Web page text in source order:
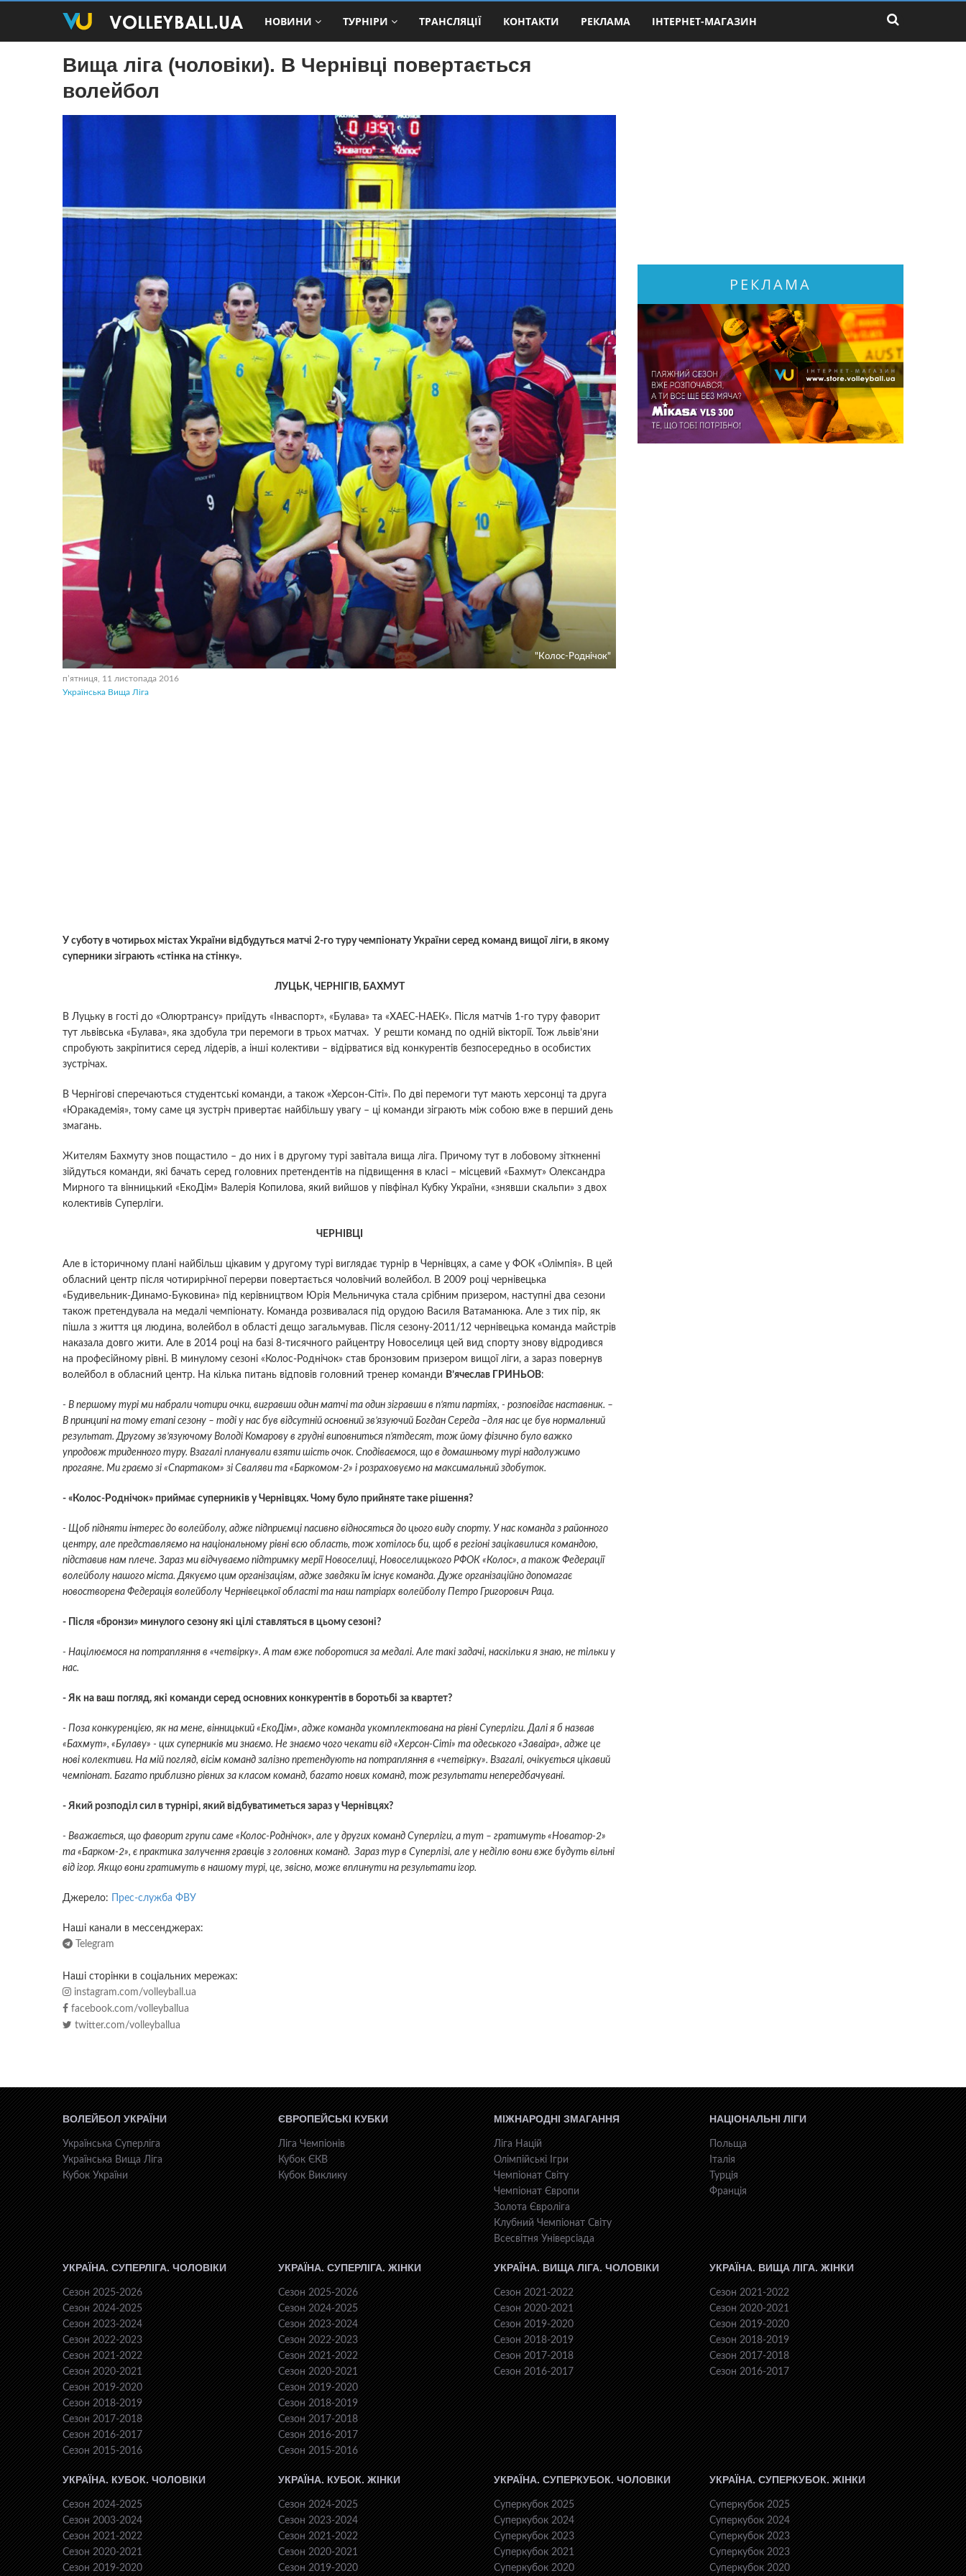
НОВИНИ ТУРНІРИ ТРАНСЛЯЦІЇ КОНТАКТИ РЕКЛАМА ІНТЕРНЕТ-МАГАЗИН
Вища ліга (чоловіки). В Чернівці повертається
волейбол
"Колос-Роднiчок"
пʼятниця, 11 листопада 2016
Українська Вища Ліга
У суботу в чотирьох містах України відбудуться матчі 2-го туру чемпіонату України серед команд вищої ліги, в якому
суперники зіграють «стінка на стінку».
ЛУЦЬК, ЧЕРНІГІВ, БАХМУТ
В Луцьку в гості до «Олюртрансу» приїдуть «Інваспорт», «Булава» та «ХАЕС-НАЕК». Після матчів 1-го туру фаворит
тут львівська «Булава», яка здобула три перемоги в трьох матчах. У решти команд по одній вікторії. Тож львів’яни
спробують закріпитися серед лідерів, а інші колективи – відірватися від конкурентів безпосередньо в особистих
зустрічах.
В Чернігові сперечаються студентські команди, а також «Херсон-Сіті». По дві перемоги тут мають херсонці та друга
«Юракадемія», тому саме ця зустріч привертає найбільшу увагу – ці команди зіграють між собою вже в перший день
змагань.
Жителям Бахмуту знов пощастило – до них і в другому турі завітала вища ліга. Причому тут в лобовому зіткненні
зійдуться команди, які бачать серед головних претендентів на підвищення в класі – місцевий «Бахмут» Олександра
Мирного та вінницький «ЕкоДім» Валерія Копилова, який вийшов у півфінал Кубку України, «знявши скальпи» з двох
колективів Суперліги.
ЧЕРНІВЦІ
Але в історичному плані найбільш цікавим у другому турі виглядає турнір в Чернівцях, а саме у ФОК «Олімпія». В цей
обласний центр після чотирирічної перерви повертається чоловічий волейбол. В 2009 році чернівецька
«Будивельник-Динамо-Буковина» під керівництвом Юрія Мельничука стала срібним призером, наступні два сезони
також претендувала на медалі чемпіонату. Команда розвивалася під орудою Василя Ватаманюка. Але з тих пір, як
пішла з життя ця людина, волейбол в області дещо загальмував. Після сезону-2011/12 чернівецька команда майстрів
наказала довго жити. Але в 2014 році на базі 8-тисячного райцентру Новоселиця цей вид спорту знову відродився
на професійному рівні. В минулому сезоні «Колос-Роднічок» став бронзовим призером вищої ліги, а зараз повернув
волейбол в обласний центр. На кiлька питань вiдповiв головний тренер команди В’ячеслав ГРИНЬОВ:
- В першому турі ми набрали чотири очки, вигравши один матчі та один зігравши в п’яти партіях, - розповідає наставник. –
В принципі на тому етапі сезону – тоді у нас був відсутній основний зв’язуючий Богдан Середа –для нас це був нормальний
результат. Другому зв’язуючому Володі Комарову в грудні виповниться п’ятдесят, тож йому фізично було важко
упродовж триденного туру. Взагалі планували взяти шість очок. Сподіваємося, що в домашньому турі надолужимо
прогаяне. Ми граємо зі «Спартаком» зі Сваляви та «Баркомом-2» і розраховуємо на максимальний здобуток.
- «Колос-Роднічок» приймає суперників у Чернівцях. Чому було прийняте таке рішення?
- Щоб підняти інтерес до волейболу, адже підприємці пасивно відносяться до цього виду спорту. У нас команда з районного
центру, але представляємо на національному рівні всю область, тож хотілось би, щоб в регіоні зацікавилися командою,
підставив нам плече. Зараз ми відчуваємо підтримку мерії Новоселиці, Новоселицького РФОК «Колос», а також Федерації
волейболу нашого міста. Дякуємо цим організаціям, адже завдяки їм існує команда. Дуже організаційно допомагає
новостворена Федерація волейболу Чернівецької області та наш патріарх волейболу Петро Григорович Раца.
- Після «бронзи» минулого сезону які цілі ставляться в цьому сезоні?
- Націлюємося на потрапляння в «четвірку». А там вже поборотися за медалі. Але такі задачі, наскільки я знаю, не тільки у
нас.
- Як на ваш погляд, які команди серед основних конкурентів в боротьбі за квартет?
- Поза конкуренцією, як на мене, вінницький «ЕкоДім», адже команда укомплектована на рівні Суперліги. Далі я б назвав
«Бахмут», «Булаву» - цих суперників ми знаємо. Не знаємо чого чекати від «Херсон-Сіті» та одеського «Заваіра», адже це
нові колективи. На мій погляд, вісім команд залізно претендують на потрапляння в «четвірку». Взагалі, очікується цікавий
чемпіонат. Багато приблизно рівних за класом команд, багато нових команд, тож результати непередбачувані.
- Який розподіл сил в турнірі, який відбуватиметься зараз у Чернівцях?
- Вважається, що фаворит групи саме «Колос-Роднічок», але у других команд Суперліги, а тут – гратимуть «Новатор-2»
та «Барком-2», є практика залучення гравців з головних команд. Зараз тур в Суперлізі, але у неділю вони вже будуть вільні
від ігор. Якщо вони гратимуть в нашому турі, це, звісно, може вплинути на результати ігор.
Джерело: Прес-служба ФВУ
Наші канали в мессенджерах:
Telegram
Наші сторінки в соціальних мережах:
instagram.com/volleyball.ua
facebook.com/volleyballua
twitter.com/volleyballua
РЕКЛАМА
ВОЛЕЙБОЛ УКРАЇНИ
Українська Суперліга
Українська Вища Ліга
Кубок України
ЄВРОПЕЙСЬКІ КУБКИ
Ліга Чемпіонів
Кубок ЄКВ
Кубок Виклику
МІЖНАРОДНІ ЗМАГАННЯ
Ліга Націй
Олімпійські Ігри
Чемпіонат Світу
Чемпіонат Європи
Золота Євроліга
Клубний Чемпіонат Світу
Всесвiтня Унiверсiaда
НАЦІОНАЛЬНІ ЛІГИ
Польща
Італія
Турція
Франція
УКРАЇНА. СУПЕРЛІГА. ЧОЛОВІКИ
Сезон 2025-2026
Сезон 2024-2025
Сезон 2023-2024
Сезон 2022-2023
Сезон 2021-2022
Сезон 2020-2021
Сезон 2019-2020
Сезон 2018-2019
Сезон 2017-2018
Сезон 2016-2017
Сезон 2015-2016
УКРАЇНА. СУПЕРЛІГА. ЖІНКИ
Сезон 2025-2026
Сезон 2024-2025
Сезон 2023-2024
Сезон 2022-2023
Сезон 2021-2022
Сезон 2020-2021
Сезон 2019-2020
Сезон 2018-2019
Сезон 2017-2018
Сезон 2016-2017
Сезон 2015-2016
УКРАЇНА. ВИЩА ЛІГА. ЧОЛОВІКИ
Сезон 2021-2022
Сезон 2020-2021
Сезон 2019-2020
Сезон 2018-2019
Сезон 2017-2018
Сезон 2016-2017
УКРАЇНА. ВИЩА ЛІГА. ЖІНКИ
Сезон 2021-2022
Сезон 2020-2021
Сезон 2019-2020
Сезон 2018-2019
Сезон 2017-2018
Сезон 2016-2017
УКРАЇНА. КУБОК. ЧОЛОВІКИ
Сезон 2024-2025
Сезон 2003-2024
Сезон 2021-2022
Сезон 2020-2021
Сезон 2019-2020
УКРАЇНА. КУБОК. ЖІНКИ
Сезон 2024-2025
Сезон 2023-2024
Сезон 2021-2022
Сезон 2020-2021
Сезон 2019-2020
УКРАЇНА. СУПЕРКУБОК. ЧОЛОВІКИ
Суперкубок 2025
Суперкубок 2024
Суперкубок 2023
Суперкубок 2021
Суперкубок 2020
УКРАЇНА. СУПЕРКУБОК. ЖІНКИ
Суперкубок 2025
Суперкубок 2024
Суперкубок 2023
Суперкубок 2023
Суперкубок 2020